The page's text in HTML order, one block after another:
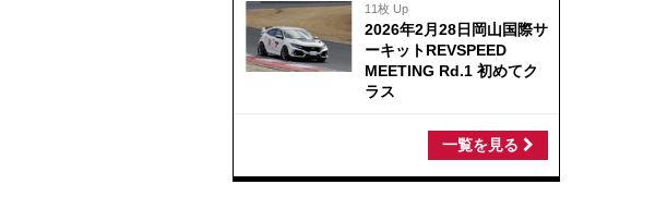
11枚 Up
2026年2月28日岡山国際サ
ーキットREVSPEED
MEETING Rd.1 初めてク
ラス
一覧を見る